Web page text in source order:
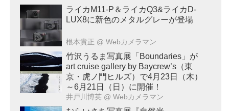
ライカM11-P＆ライカQ3&ライカD-
LUX8に新色のメタルグレーが登場
根本貴正 @ Webカメラマン
竹沢うるま写真展「Boundaries」が
art cruise gallery by Baycrew’s（東
京・虎ノ門ヒルズ）で4月23日（木）
～6月21日（日）に開催！
井戸川博英 @ Webカメラマン